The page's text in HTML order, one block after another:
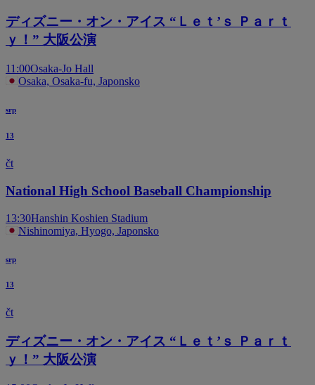
ディズニー・オン・アイス “Ｌｅｔ’ｓ Ｐａｒｔ
ｙ！” 大阪公演
11:00Osaka-Jo Hall
Osaka, Osaka-fu, Japonsko
srp
13
čt
National High School Baseball Championship
13:30Hanshin Koshien Stadium
Nishinomiya, Hyogo, Japonsko
srp
13
čt
ディズニー・オン・アイス “Ｌｅｔ’ｓ Ｐａｒｔ
ｙ！” 大阪公演